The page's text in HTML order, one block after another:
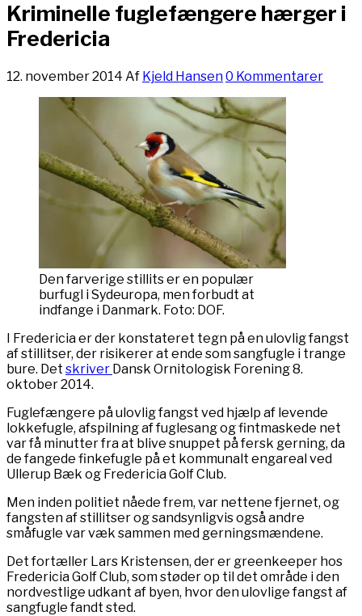
Kriminelle fuglefængere hærger i
Fredericia
12. november 2014 Af Kjeld Hansen0 Kommentarer
Den farverige stillits er en populær
burfugl i Sydeuropa, men forbudt at
indfange i Danmark. Foto: DOF.
I Fredericia er der konstateret tegn på en ulovlig fangst
af stillitser, der risikerer at ende som sangfugle i trange
bure. Det skriver Dansk Ornitologisk Forening 8.
oktober 2014.
Fuglefængere på ulovlig fangst ved hjælp af levende
lokkefugle, afspilning af fuglesang og fintmaskede net
var få minutter fra at blive snuppet på fersk gerning, da
de fangede finkefugle på et kommunalt engareal ved
Ullerup Bæk og Fredericia Golf Club.
Men inden politiet nåede frem, var nettene fjernet, og
fangsten af stillitser og sandsynligvis også andre
småfugle var væk sammen med gerningsmændene.
Det fortæller Lars Kristensen, der er greenkeeper hos
Fredericia Golf Club, som støder op til det område i den
nordvestlige udkant af byen, hvor den ulovlige fangst af
sangfugle fandt sted.